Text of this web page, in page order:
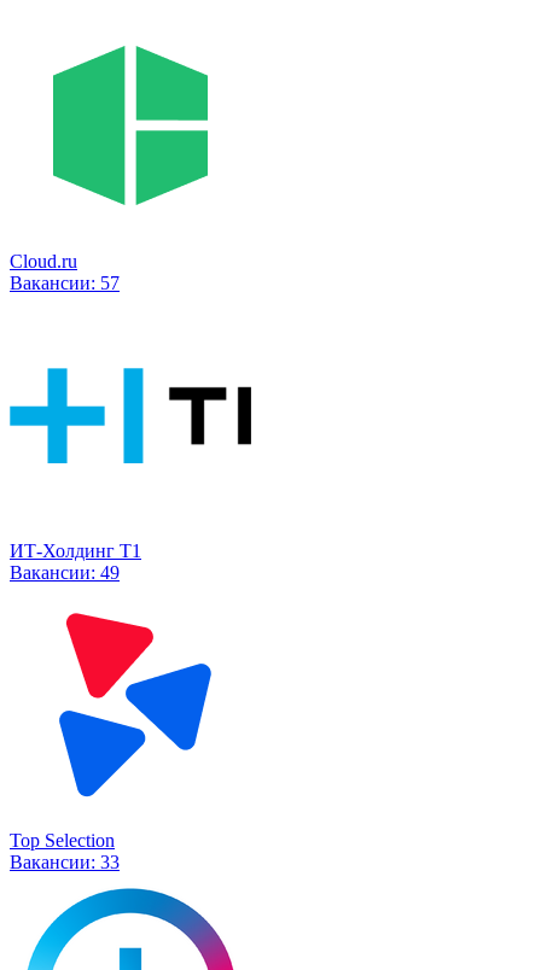
Cloud.ru
Вакансии: 57
ИТ-Холдинг Т1
Вакансии: 49
Top Selection
Вакансии: 33